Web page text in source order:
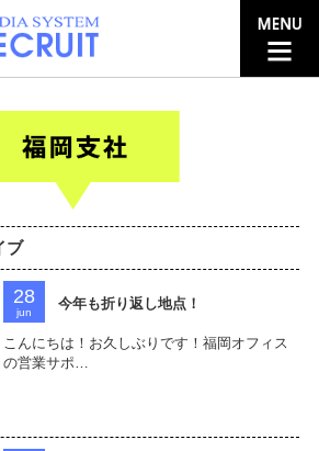
ブ
28
jun
今年も折り返し地点！
こんにちは！お久しぶりです！福岡オフィス
の営業サポ…